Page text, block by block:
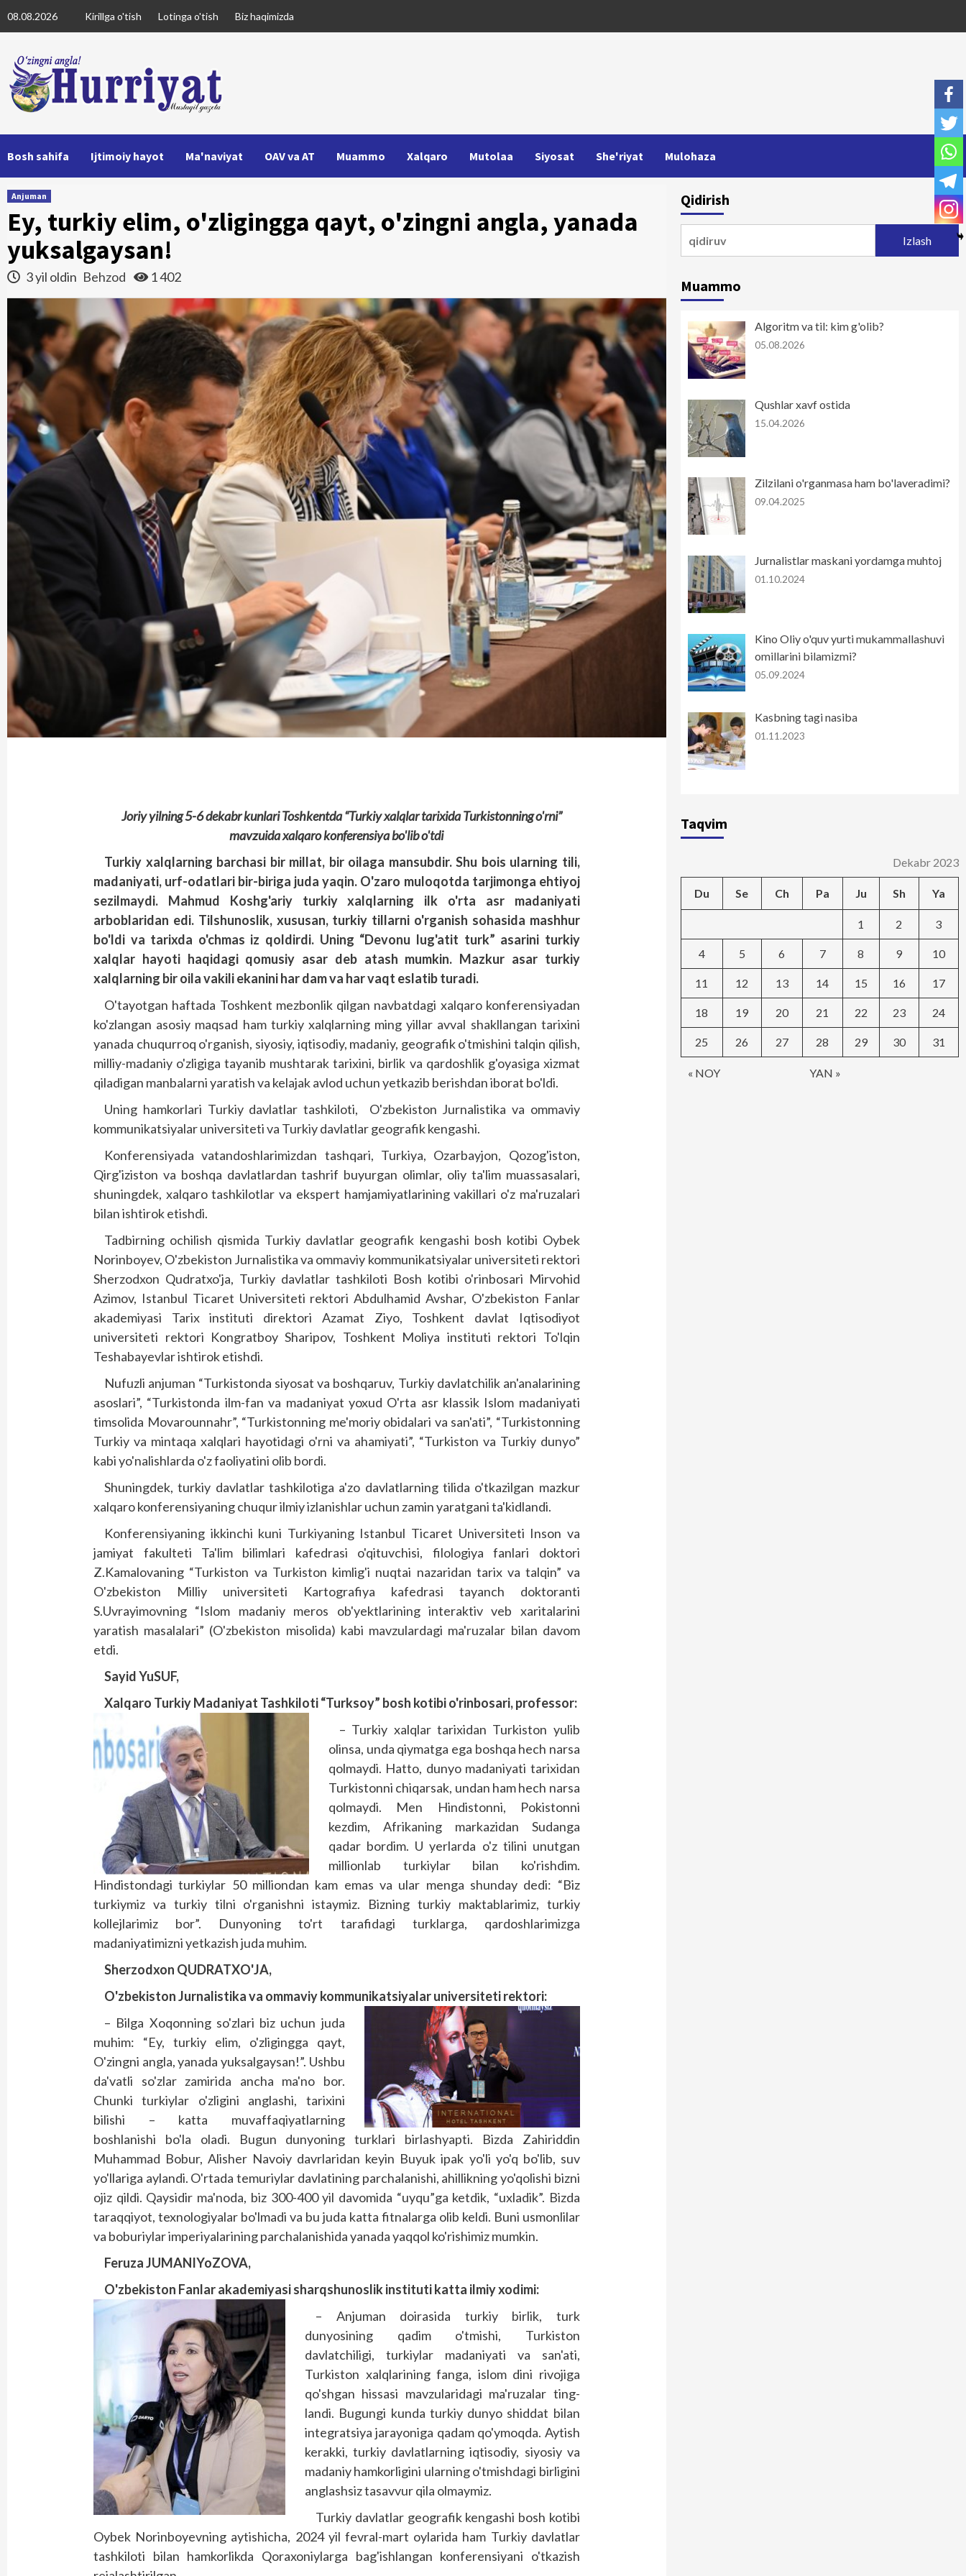
to
08.08.2026 Kirillga o'tish Lotinga o'tish Biz haqimizda
Bosh sahifa Ijtimoiy hayot Ma'naviyat OAV va AT Muammo Xalqaro Mutolaa Siyosat She'riyat Mulohaza
Anjuman
Ey, turkiy elim, o'zligingga qayt, o'zingni angla, yanada
yuksalgaysan!
3 yil oldin Behzod 1 402
Joriy yilning 5-6 dekabr kunlari Toshkentda “Turkiy xalqlar tarixida Turkistonning o'rni”
mavzuida xalqaro konferensiya bo'lib o'tdi
Turkiy xalqlarning barchasi bir millat, bir oilaga mansubdir. Shu bois ularning tili,
madaniyati, urf-odatlari bir-biriga juda yaqin. O'zaro muloqotda tarjimonga ehtiyoj
sezilmaydi. Mahmud Koshg'ariy turkiy xalqlarning ilk o'rta asr madaniyati
arboblaridan edi. Tilshunoslik, xususan, turkiy tillarni o'rganish sohasida mashhur
bo'ldi va tarixda o'chmas iz qoldirdi. Uning “Devonu lug'atit turk” asarini turkiy
xalqlar hayoti haqidagi qomusiy asar deb atash mumkin. Mazkur asar turkiy
xalqlarning bir oila vakili ekanini har dam va har vaqt eslatib turadi.
O'tayotgan haftada Toshkent mezbonlik qilgan navbatdagi xalqaro konferensiyadan
ko'zlangan asosiy maqsad ham turkiy xalqlarning ming yillar avval shakllangan tarixini
yanada chuqurroq o'rganish, siyo­siy, iqtisodiy, madaniy, geografik o'tmishini talqin qilish,
milliy-madaniy o'zligiga tayanib mushtarak tarixini, birlik va qardoshlik g'oyasiga xizmat
qiladigan manbalarni yaratish va kelajak avlod uchun yetkazib berishdan iborat bo'ldi.
Uning hamkorlari Turkiy davlatlar tashkiloti, O'zbekiston Jurnalistika va ommaviy
kommunikatsiyalar universiteti va Turkiy davlatlar geografik kengashi.
Konferensiyada vatandoshlarimizdan tashqari, Turkiya, Ozarbayjon, Qozog'is­ton,
Qirg'iziston va boshqa davlatlardan tashrif buyurgan olimlar, oliy ta'lim muassasalari,
shuningdek, xalqaro tashkilotlar va ekspert hamjamiyatlarining vakillari o'z ma'ruzalari
bilan ishtirok etishdi.
Tadbirning ochilish qismida Turkiy davlatlar geografik kengashi bosh kotibi Oybek
Norinboyev, O'zbekiston Jurnalistika va ommaviy kommunikatsiyalar universiteti rektori
Sherzodxon Qudratxo'ja, Turkiy davlatlar tashkiloti Bosh kotibi o'rinbosari Mirvohid
Azimov, Istanbul Ticaret Universiteti rektori Abdulhamid Avshar, O'zbekiston Fanlar
akademiyasi Tarix instituti direktori Azamat Ziyo, Toshkent davlat Iqtisodiyot
universiteti rektori Kongratboy Sharipov, Toshkent Moliya instituti rektori To'lqin
Teshabayevlar ishtirok etishdi.
Nufuzli anjuman “Turkistonda siyosat va boshqaruv, Turkiy davlatchilik an'analarining
asoslari”, “Turkistonda ilm-fan va madaniyat yoxud O'rta asr klassik Islom madaniyati
timsolida Movarounnahr”, “Turkistonning me'moriy obidalari va san'ati”, “Turkistonning
Turkiy va mintaqa xalqlari hayotidagi o'rni va ahamiyati”, “Turkiston va Turkiy dunyo”
kabi yo'nalishlarda o'z faoliyatini olib bordi.
Shuningdek, turkiy davlatlar tashkilotiga a'zo davlatlarning tilida o'tkazilgan mazkur
xalqaro konferensiyaning chuqur ilmiy izlanishlar uchun zamin yaratgani ta'kidlandi.
Konferensiyaning ikkinchi kuni Tur­kiyaning Istanbul Ticaret Universiteti Inson va
jamiyat fakulteti Ta'lim bilimlari kafedrasi o'qituvchisi, filologiya fanlari doktori
Z.Kamalovaning “Turkiston va Turkiston kimlig'i nuqtai nazaridan tarix va talqin” va
O'zbekiston Milliy universiteti Kartografiya kafedrasi tayanch doktoranti
S.Uvrayimovning “Islom madaniy meros ob'yektlarining interaktiv veb xaritalarini
yaratish masalalari” (O'zbekiston misolida) kabi mavzulardagi ma'ruzalar bilan davom
etdi.
Sayid YuSUF,
Xalqaro Turkiy Madaniyat Tashkiloti “Turksoy” bosh kotibi o'rinbosari, professor:
– Turkiy xalqlar tarixidan Turkis­ton yulib
olinsa, unda qiymatga ega bosh­­qa hech narsa
qolmaydi. Hatto, dunyo madaniyati tarixidan
Turkistonni chiqarsak, undan ham hech narsa
qolmaydi. Men Hindistonni, Pokistonni
kezdim, Afrikaning markazidan Sudanga
qadar bordim. U yerlarda o'z tilini unutgan
millionlab turkiylar bilan ko'rishdim.
Hindistondagi turkiylar 50 milliondan kam emas va ular menga shunday dedi: “Biz
turkiymiz va turkiy tilni o'rganishni istaymiz. Bizning turkiy maktablarimiz, turkiy
kollejlarimiz bor”. Dunyoning to'rt tarafidagi turklarga, qardoshlarimizga
madaniyatimizni yetkazish juda muhim.
Sherzodxon QUDRATXO'JA,
O'zbekiston Jurnalistika va ommaviy kommunikatsiyalar universiteti rektori:
– Bilga Xoqonning so'zlari biz uchun juda
muhim: “Ey, turkiy elim, o'zligingga qayt,
O'zingni angla, yanada yuksalgaysan!”. Ushbu
da'vatli so'zlar zamirida ancha ma'no bor.
Chunki turkiylar o'zligini ang­lashi, tarixini
bilishi – katta muvaffaqiyatlarning
boshlanishi bo'la oladi. Bugun dunyoning turklari birlashyapti. Bizda Zahiriddin
Muhammad Bobur, Alisher Navoiy davrlaridan keyin Buyuk ipak yo'li yo'q bo'lib, suv
yo'llariga aylandi. O'rtada temuriylar davlatining parchalanishi, ahillikning yo'qolishi bizni
ojiz qildi. Qaysidir ma'noda, biz 300-400 yil davomida “uyqu”ga ketdik, “uxladik”. Bizda
taraqqiyot, texnologiyalar bo'lmadi va bu juda katta fitnalarga olib keldi. Buni usmonlilar
va boburiylar impe­riyalarining parchalanishida yanada yaqqol ko'rishimiz mumkin.
Feruza JUMANIYoZOVA,
O'zbekiston Fanlar akademiyasi sharqshunoslik instituti katta ilmiy xodimi:
– Anjuman doirasida turkiy birlik, turk
dunyosining qadim o'tmishi, Turkis­ton
davlatchiligi, turkiylar mada­niyati va san'ati,
Turkiston xalqlarining fanga, islom dini rivojiga
qo'shgan hissasi mavzularidagi ma'ruzalar ting­
landi. Bugungi kunda turkiy dunyo shiddat bilan
integratsiya jarayoniga qadam qo'ymoqda. Aytish
kerakki, turkiy davlatlarning iqtisodiy, siyosiy va
madaniy hamkorligini ularning o'tmishdagi birligini
anglashsiz tasavvur qila olmaymiz.
Turkiy davlatlar geografik kengashi bosh kotibi
Oybek Norinboyevning aytishicha, 2024 yil fevral-mart oylarida ham Turkiy davlatlar
tashkiloti bilan hamkorlikda Qoraxoniylarga bag'ishlangan konferensiyani o'tkazish
Qidirish
Muammo
Algoritm va til: kim g'olib?
05.08.2026
Qushlar xavf ostida
15.04.2026
Zilzilani o'rganmasa ham bo'laveradimi?
09.04.2025
Jurnalistlar maskani yordamga muhtoj
01.10.2024
Kino Oliy o'quv yurti mukammallashuvi
omillarini bilamizmi?
05.09.2024
Kasbning tagi nasiba
01.11.2023
Taqvim
Dekabr 2023
Du Se Ch Pa Ju Sh Ya
« NOY YAN »
1 2 3
4 5 6 7 8 9 10
11 12 13 14 15 16 17
18 19 20 21 22 23 24
25 26 27 28 29 30 31